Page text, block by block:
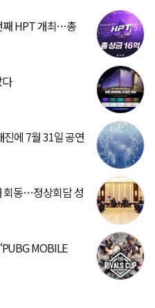
째 HPT 개최…총
에 7월 31일 공연
회동…정상회담 성
MOBILE